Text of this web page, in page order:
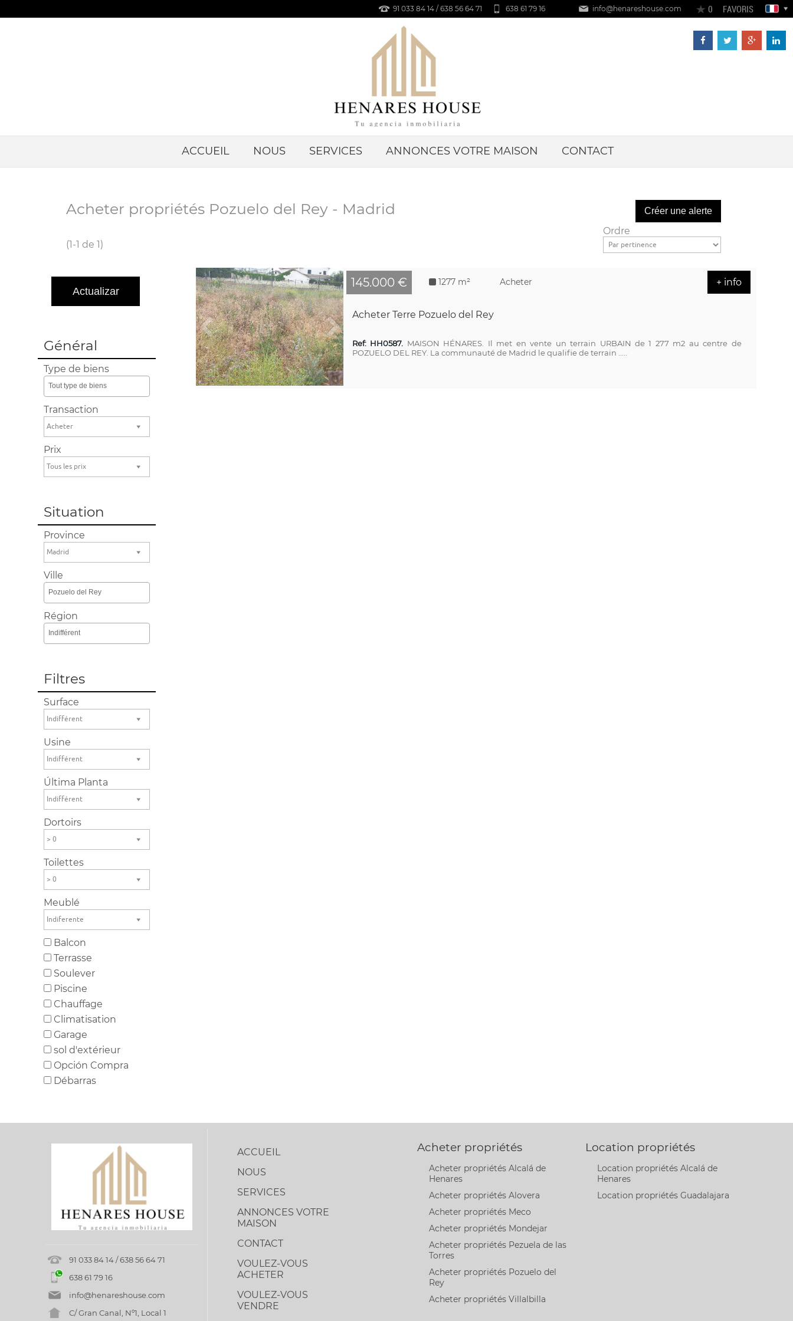
FAVORIS
info@henareshouse.com
638 61 79 16
91 033 84 14 / 638 56 64 71
ACCUEIL NOUS SERVICES ANNONCES VOTRE MAISON CONTACT
Acheter propriétés Pozuelo del Rey - Madrid
(1-1 de 1)
Ordre
145.000 € 1277 m² Acheter + info
Acheter Terre Pozuelo del Rey
Ref: HH0587. MAISON HÉNARES. Il met en vente un terrain URBAIN de 1 277 m2 au centre de
POZUELO DEL REY. La communauté de Madrid le qualifie de terrain .....
Général
Type de biens
Tout type de biens
Transaction
Acheter
Prix
Tous les prix
Situation
Province
Madrid
Ville
Pozuelo del Rey
Région
Indifférent
Filtres
Surface
Indifférent
Usine
Indifférent
Última Planta
Indifférent
Dortoirs
> 0
Toilettes
> 0
Meublé
Indiferente
Balcon
Terrasse
Soulever
Piscine
Chauffage
Climatisation
Garage
sol d'extérieur
Opción Compra
Débarras
91 033 84 14 / 638 56 64 71
638 61 79 16
info@henareshouse.com
C/ Gran Canal, Nº1, Local 1
ACCUEIL
NOUS
SERVICES
ANNONCES VOTRE
MAISON
CONTACT
VOULEZ-VOUS
ACHETER
VOULEZ-VOUS
VENDRE
Acheter propriétés
Acheter propriétés Alcalá de
Henares
Acheter propriétés Alovera
Acheter propriétés Meco
Acheter propriétés Mondejar
Acheter propriétés Pezuela de las
Torres
Acheter propriétés Pozuelo del
Rey
Acheter propriétés Villalbilla
Location propriétés
Location propriétés Alcalá de
Henares
Location propriétés Guadalajara